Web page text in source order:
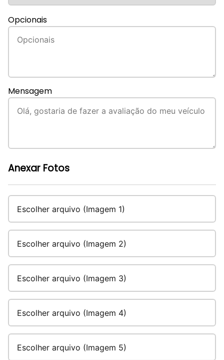
Opcionais
Mensagem
Anexar Fotos
Escolher arquivo (Imagem 1)
Escolher arquivo (Imagem 2)
Escolher arquivo (Imagem 3)
Escolher arquivo (Imagem 4)
Escolher arquivo (Imagem 5)